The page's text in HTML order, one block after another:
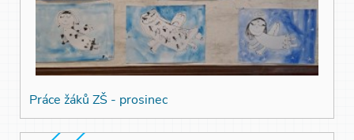
Práce žáků ZŠ - prosinec